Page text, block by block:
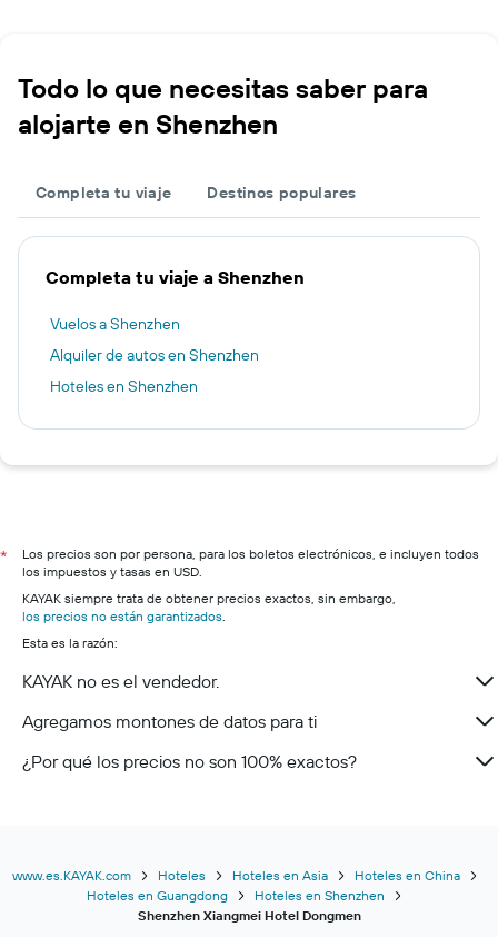
Todo lo que necesitas saber para
alojarte en Shenzhen
Completa tu viaje Destinos populares
Completa tu viaje a Shenzhen
Vuelos a Shenzhen
Alquiler de autos en Shenzhen
Hoteles en Shenzhen
*
Los precios son por persona, para los boletos electrónicos, e incluyen todos
los impuestos y tasas en USD.
KAYAK siempre trata de obtener precios exactos, sin embargo,
los precios no están garantizados.
Esta es la razón:
KAYAK no es el vendedor.
Agregamos montones de datos para ti
¿Por qué los precios no son 100% exactos?
www.es.KAYAK.com Hoteles Hoteles en Asia
Hoteles en China
Hoteles en Guangdong
Hoteles en Shenzhen
Shenzhen Xiangmei Hotel Dongmen